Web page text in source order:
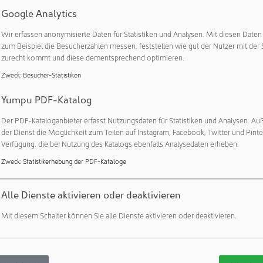
bin ich überzeugt, dass OHB‑UK die Integration und die
erfolgreich umsetzen und hervorragende Ergebnisse
für Wissenschaft bei der ESA.
der ESA geleitete Mission, die eine umfassende Erforschung
werden Radar, Spektrometer und
und Inneres des Planeten gleichzeitig zu untersuchen. Die
Erscheinung, ihrer geologischen Entwicklung und ihrer
Venus zu einer lebensfeindlichen Treibhauswelt entwickeln
Bedingungen besaß und wie sich erdähnliche Planeten
Liz Lloyd erklärte: „Die Unterzeichnung für eine
ESA zur Venus ist ein klares Signal dafür, dass sich OHB Space
für Raumfahrtmissionen auf Weltklasseniveau etabliert hat.
wird das weitere Wachstum des britischen
im Beisein hochrangiger Vertreterinnen und Vertreter
Alle Gäste zeigten sich über die positive Entwicklung
in der Region. Der Standort Bristol
Google Analytics
Wir erfassen anonymisierte Daten für Statistiken und Analysen. Mit diesen
zum Beispiel die Besucherzahlen messen, feststellen wie gut der Nutzer mit der
zurecht kommt und diese dementsprechend optimieren.
Zweck: Besucher-Statistiken
Yumpu PDF-Katalog
Der PDF-Kataloganbieter erfasst Nutzungsdaten für Statistiken und Analysen.
der Dienst die Möglichkeit zum Teilen auf Instagram, Facebook, Twitter und
Verfügung, die bei Nutzung des Katalogs ebenfalls Analysedaten erheben.
Zweck: Statistikerhebung der PDF-Kataloge
Alle Dienste aktivieren oder deaktivieren
Mit diesem Schalter können Sie alle Dienste aktivieren oder deaktivieren.